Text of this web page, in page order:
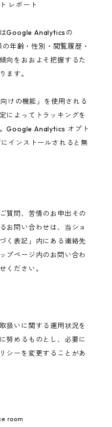
レポート
Google Analyticsの
年齢・性別・閲覧履歴・
向をおおよそ把握するた
ます。
けの機能」を使用される
によってトラッキングを
Google Analytics オプト
インストールされると無
質問、苦情のお申出その
お問い合わせは、当ショ
く表記」内にある連絡先
プページ内のお問い合わ
ください。
扱いに関する運用状況を
努めるものとし、必要に
シーを変更することがあ
room